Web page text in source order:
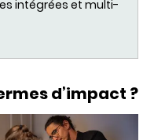
intégrées et multi-
d’impact ?